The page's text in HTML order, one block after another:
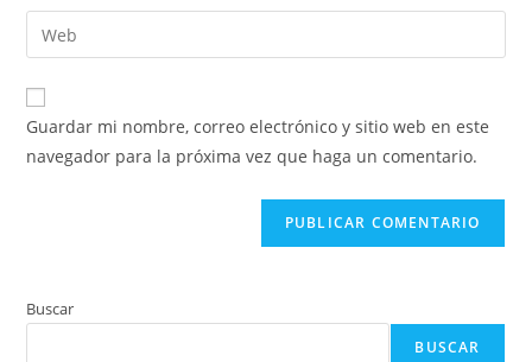
de
usuario
para
comentar
dirección
de
electrónico
para
comentar
Introduce
la
URL
de
Guardar mi nombre, correo electrónico y sitio web en este
navegador para la próxima vez que haga un comentario.
Buscar
BUSCAR